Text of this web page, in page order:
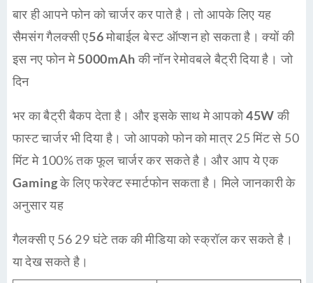
बार ही आपने फोन को चार्जर कर पाते है। तो आपके लिए यह
सैमसंग गैलक्सी ए56मोबाईल बेस्ट ऑप्शन हो सकता है। क्यों की
इस नए फोन मे5000mAhकी नॉन रेमोवबले बैट्री दिया है। जो
दिन
भर का बैट्री बैकप देता है। और इसके साथ मे आपको45Wकी
फास्ट चार्जर भी दिया है। जो आपको फोन को मात्र 25 मिंट से 50
मिंट मे 100% तक फूल चार्जर कर सकते है। और आप ये एक
Gamingके लिए फरेक्ट स्मार्टफोन सकता है। मिले जानकारी के
अनुसार यह
गैलक्सी ए 56 29 घंटे तक की मीडिया को स्क्रॉल कर सकते है।
या देख सकते है।